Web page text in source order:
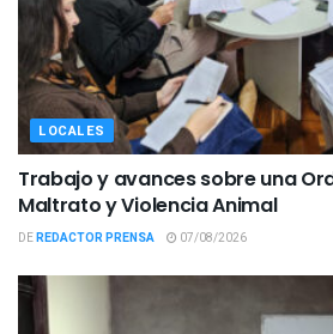
LOCALES
Trabajo y avances sobre una
Maltrato y Violencia Animal
DEREDACTOR PRENSA 07/08/2026